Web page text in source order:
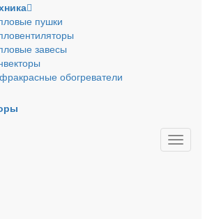
пушки
завесы
обогреватели